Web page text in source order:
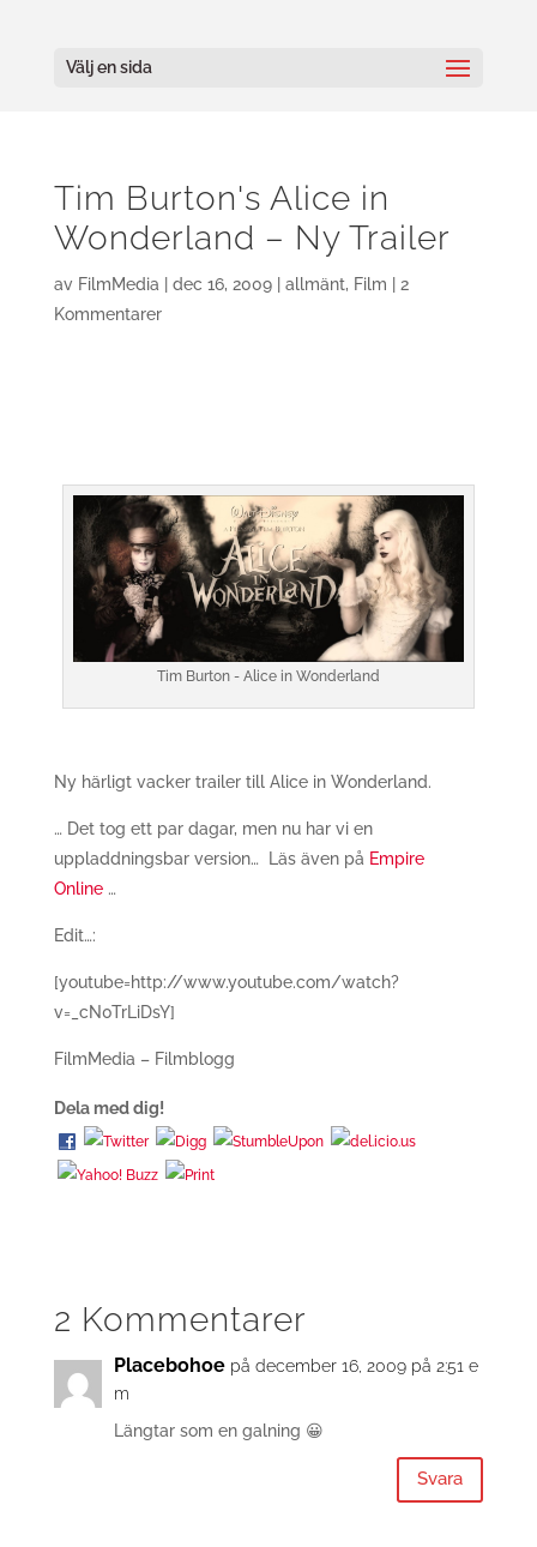
Välj en sida
Tim Burton's Alice in
Wonderland – Ny Trailer
av FilmMedia dec 16, 2009| allmänt, Film
2
Kommentarer
Tim Burton - Alice in Wonderland
Ny härligt vacker trailer till Alice in Wonderland.
… Det tog ett par dagar, men nu har vi en
uppladdningsbar version… Läs även på Empire
Online…
Edit…:
[youtube=http://www.youtube.com/watch?
v=_cN0TrLiDsY]
FilmMedia – Filmblogg
Dela med dig!
2 Kommentarer
Placebohoe på december 16, 2009 på 2:51 e
m
Längtar som en galning 😀
Svara